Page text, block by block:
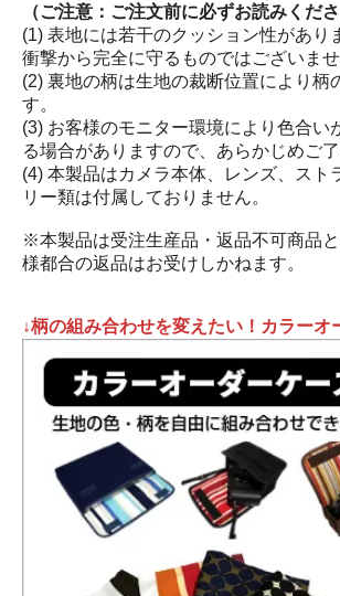
（ご注意：ご注文前に必ずお読みくださ
(1) 表地には若干のクッション性があり
衝撃から完全に守るものではございませ
(2) 裏地の柄は生地の裁断位置により柄
す。
(3) お客様のモニター環境により色合い
る場合がありますので、あらかじめご了
(4) 本製品はカメラ本体、レンズ、スト
リー類は付属しておりません。
※本製品は受注生産品・返品不可商品
様都合の返品はお受けしかねます。
↓柄の組み合わせを変えたい！カラーオ